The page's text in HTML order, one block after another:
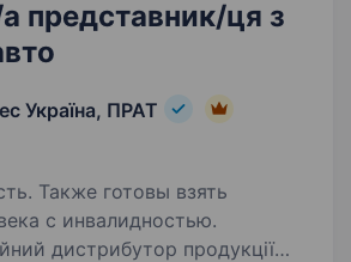
представник/ця з
Україна, ПРАТ
Также готовы взять
с инвалидностью.
дистрибутор продукції